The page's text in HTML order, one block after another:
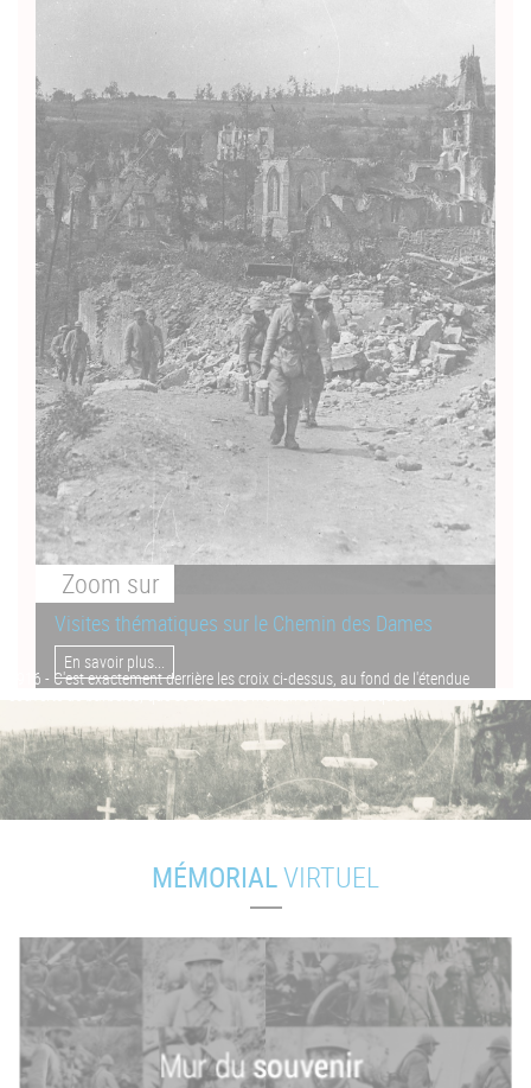
Zoom sur
Visites thématiques sur le Chemin des Dames
En savoir plus...
1916 - C'est exactement derrière les croix ci-dessus, au fond de l'étendue
couverte de barbelés, que se dresse le monument des Basques.
MÉMORIALVIRTUEL